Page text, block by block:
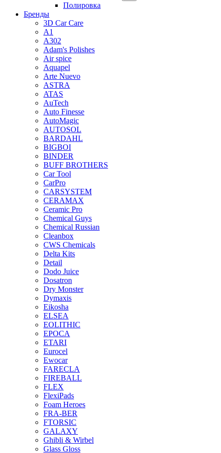
Полировка
Бренды
3D Car Care
A1
A302
Adam's Polishes
Air spice
Aquapel
Arte Nuevo
ASTRA
ATAS
AuTech
Auto Finesse
AutoMagic
AUTOSOL
BARDAHL
BIGBOI
BINDER
BUFF BROTHERS
Car Tool
CarPro
CARSYSTEM
CERAMAX
Ceramic Pro
Chemical Guys
Chemical Russian
Cleanbox
CWS Chemicals
Delta Kits
Detail
Dodo Juice
Dosatron
Dry Monster
Dymaxis
Eikosha
ELSEA
EOLITHIC
EPOCA
ETARI
Eurocel
Ewocar
FARECLA
FIREBALL
FLEX
FlexiPads
Foam Heroes
FRA-BER
FTORSIC
GALAXY
Ghibli & Wirbel
Glass Gloss